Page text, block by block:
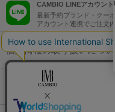
CAMBIO LINEアカウント
最新予約ブランド・クー
アカウント連携でご注文
個人情報の取り扱いについ
特定商取引法に基づく表示